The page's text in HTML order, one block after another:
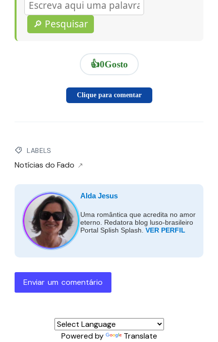
🔎 Pesquisar
👍0Gosto
Clique para comentar
LABELS
Notícias do Fado
Alda Jesus
Uma romântica que acredita no amor
eterno. Redatora blog luso-brasileiro
Portal Splish Splash. VER PERFIL
Enviar um comentário
Powered by Translate